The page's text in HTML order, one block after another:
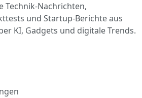
Technik-Nachrichten,
und Startup-Berichte aus
KI, Gadgets und digitale Trends.